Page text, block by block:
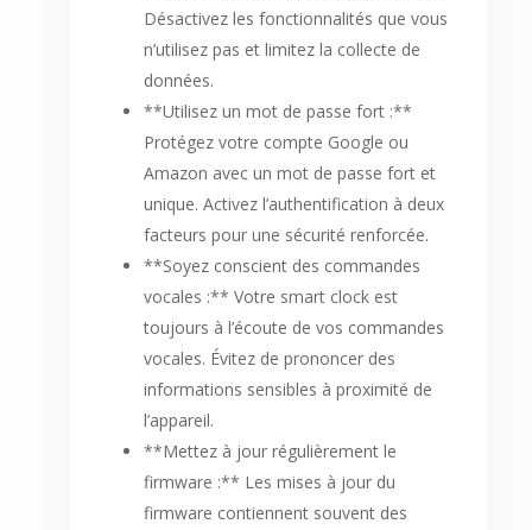
Désactivez les fonctionnalités que vous
n’utilisez pas et limitez la collecte de
données.
**Utilisez un mot de passe fort :**
Protégez votre compte Google ou
Amazon avec un mot de passe fort et
unique. Activez l’authentification à deux
facteurs pour une sécurité renforcée.
**Soyez conscient des commandes
vocales :** Votre smart clock est
toujours à l’écoute de vos commandes
vocales. Évitez de prononcer des
informations sensibles à proximité de
l’appareil.
**Mettez à jour régulièrement le
firmware :** Les mises à jour du
firmware contiennent souvent des